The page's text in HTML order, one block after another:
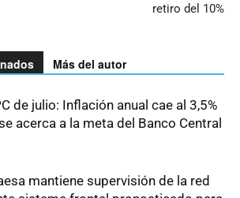
retiro del 10%
Más del autor
de julio: Inflación anual cae al 3,5%
acerca a la meta del Banco Central
mantiene supervisión de la red